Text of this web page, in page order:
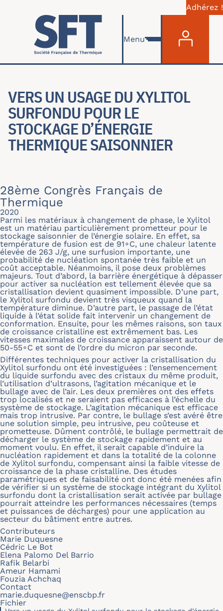
Aller au contenu principal
Adhérez !
Menu
VERS UN USAGE DU XYLITOL
SURFONDU POUR LE
STOCKAGE D’ÉNERGIE
THERMIQUE SAISONNIER
28ème Congrès Français de
Thermique
2020
Parmi les matériaux à changement de phase, le Xylitol
est un matériau particulièrement prometteur pour le
stockage saisonnier de l’énergie solaire. En effet, sa
température de fusion est de 91∘C, une chaleur latente
élevée de 263 J/g, une surfusion importante, une
probabilité de nucléation spontanée très faible et un
coût acceptable. Néanmoins, il pose deux problèmes
majeurs. Tout d’abord, la barrière énergétique à dépasser
pour activer sa nucléation est tellement élevée que sa
cristallisation devient quasiment impossible. D’une part,
le Xylitol surfondu devient très visqueux quand la
température diminue. D’autre part, le passage de l’état
liquide à l’état solide fait intervenir un changement de
conformation. Ensuite, pour les mêmes raisons, son taux
de croissance cristalline est extrêmement bas. Les
vitesses maximales de croissance apparaissent autour de
50-55∘C et sont de l’ordre du micron par seconde.
Différentes techniques pour activer la cristallisation du
Xylitol surfondu ont été investiguées : l’ensemencement
du liquide surfondu avec des cristaux du même produit,
l’utilisation d’ultrasons, l’agitation mécanique et le
bullage avec de l’air. Les deux premières ont des effets
trop localisés et ne seraient pas efficaces à l’échelle du
système de stockage. L’agitation mécanique est efficace
mais trop intrusive. Par contre, le bullage s’est avéré être
une solution simple, peu intrusive, peu coûteuse et
prometteuse. Dûment contrôlé, le bullage permettrait de
décharger le système de stockage rapidement et au
moment voulu. En effet, il serait capable d’induire la
nucléation rapidement et dans la totalité de la colonne
de Xylitol surfondu, compensant ainsi la faible vitesse de
croissance de la phase cristalline. Des études
paramétriques et de faisabilité ont donc été menées afin
de vérifier si un système de stockage intégrant du Xylitol
surfondu dont la cristallisation serait activée par bullage
pourrait atteindre les performances nécessaires (temps
et puissances de décharges) pour une application au
secteur du bâtiment entre autres.
Contributeurs
Marie Duquesne
Cédric Le Bot
Elena Palomo Del Barrio
Rafik Belarbi
Ameur Hamami
Fouzia Achchaq
Contact
marie.duquesne@enscbp.fr
Fichier